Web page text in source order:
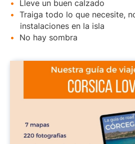
Lleve un buen calzado
Traiga todo lo que necesite,
instalaciones en la isla
No hay sombra